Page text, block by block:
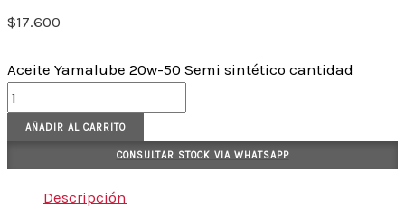
$17.600
Aceite Yamalube 20w-50 Semi sintético cantidad
AÑADIR AL CARRITO
CONSULTAR STOCK VIA WHATSAPP
Descripción